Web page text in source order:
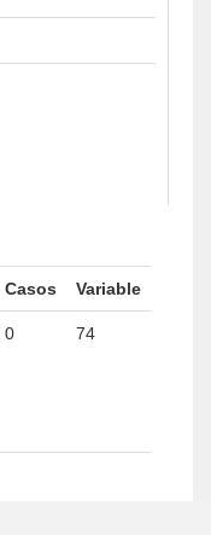
Casos Variable
0 74